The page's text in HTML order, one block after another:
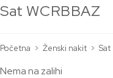
Sat WCRBBAZ
Početna > Ženski nakit > Sat
Nema na zalihi